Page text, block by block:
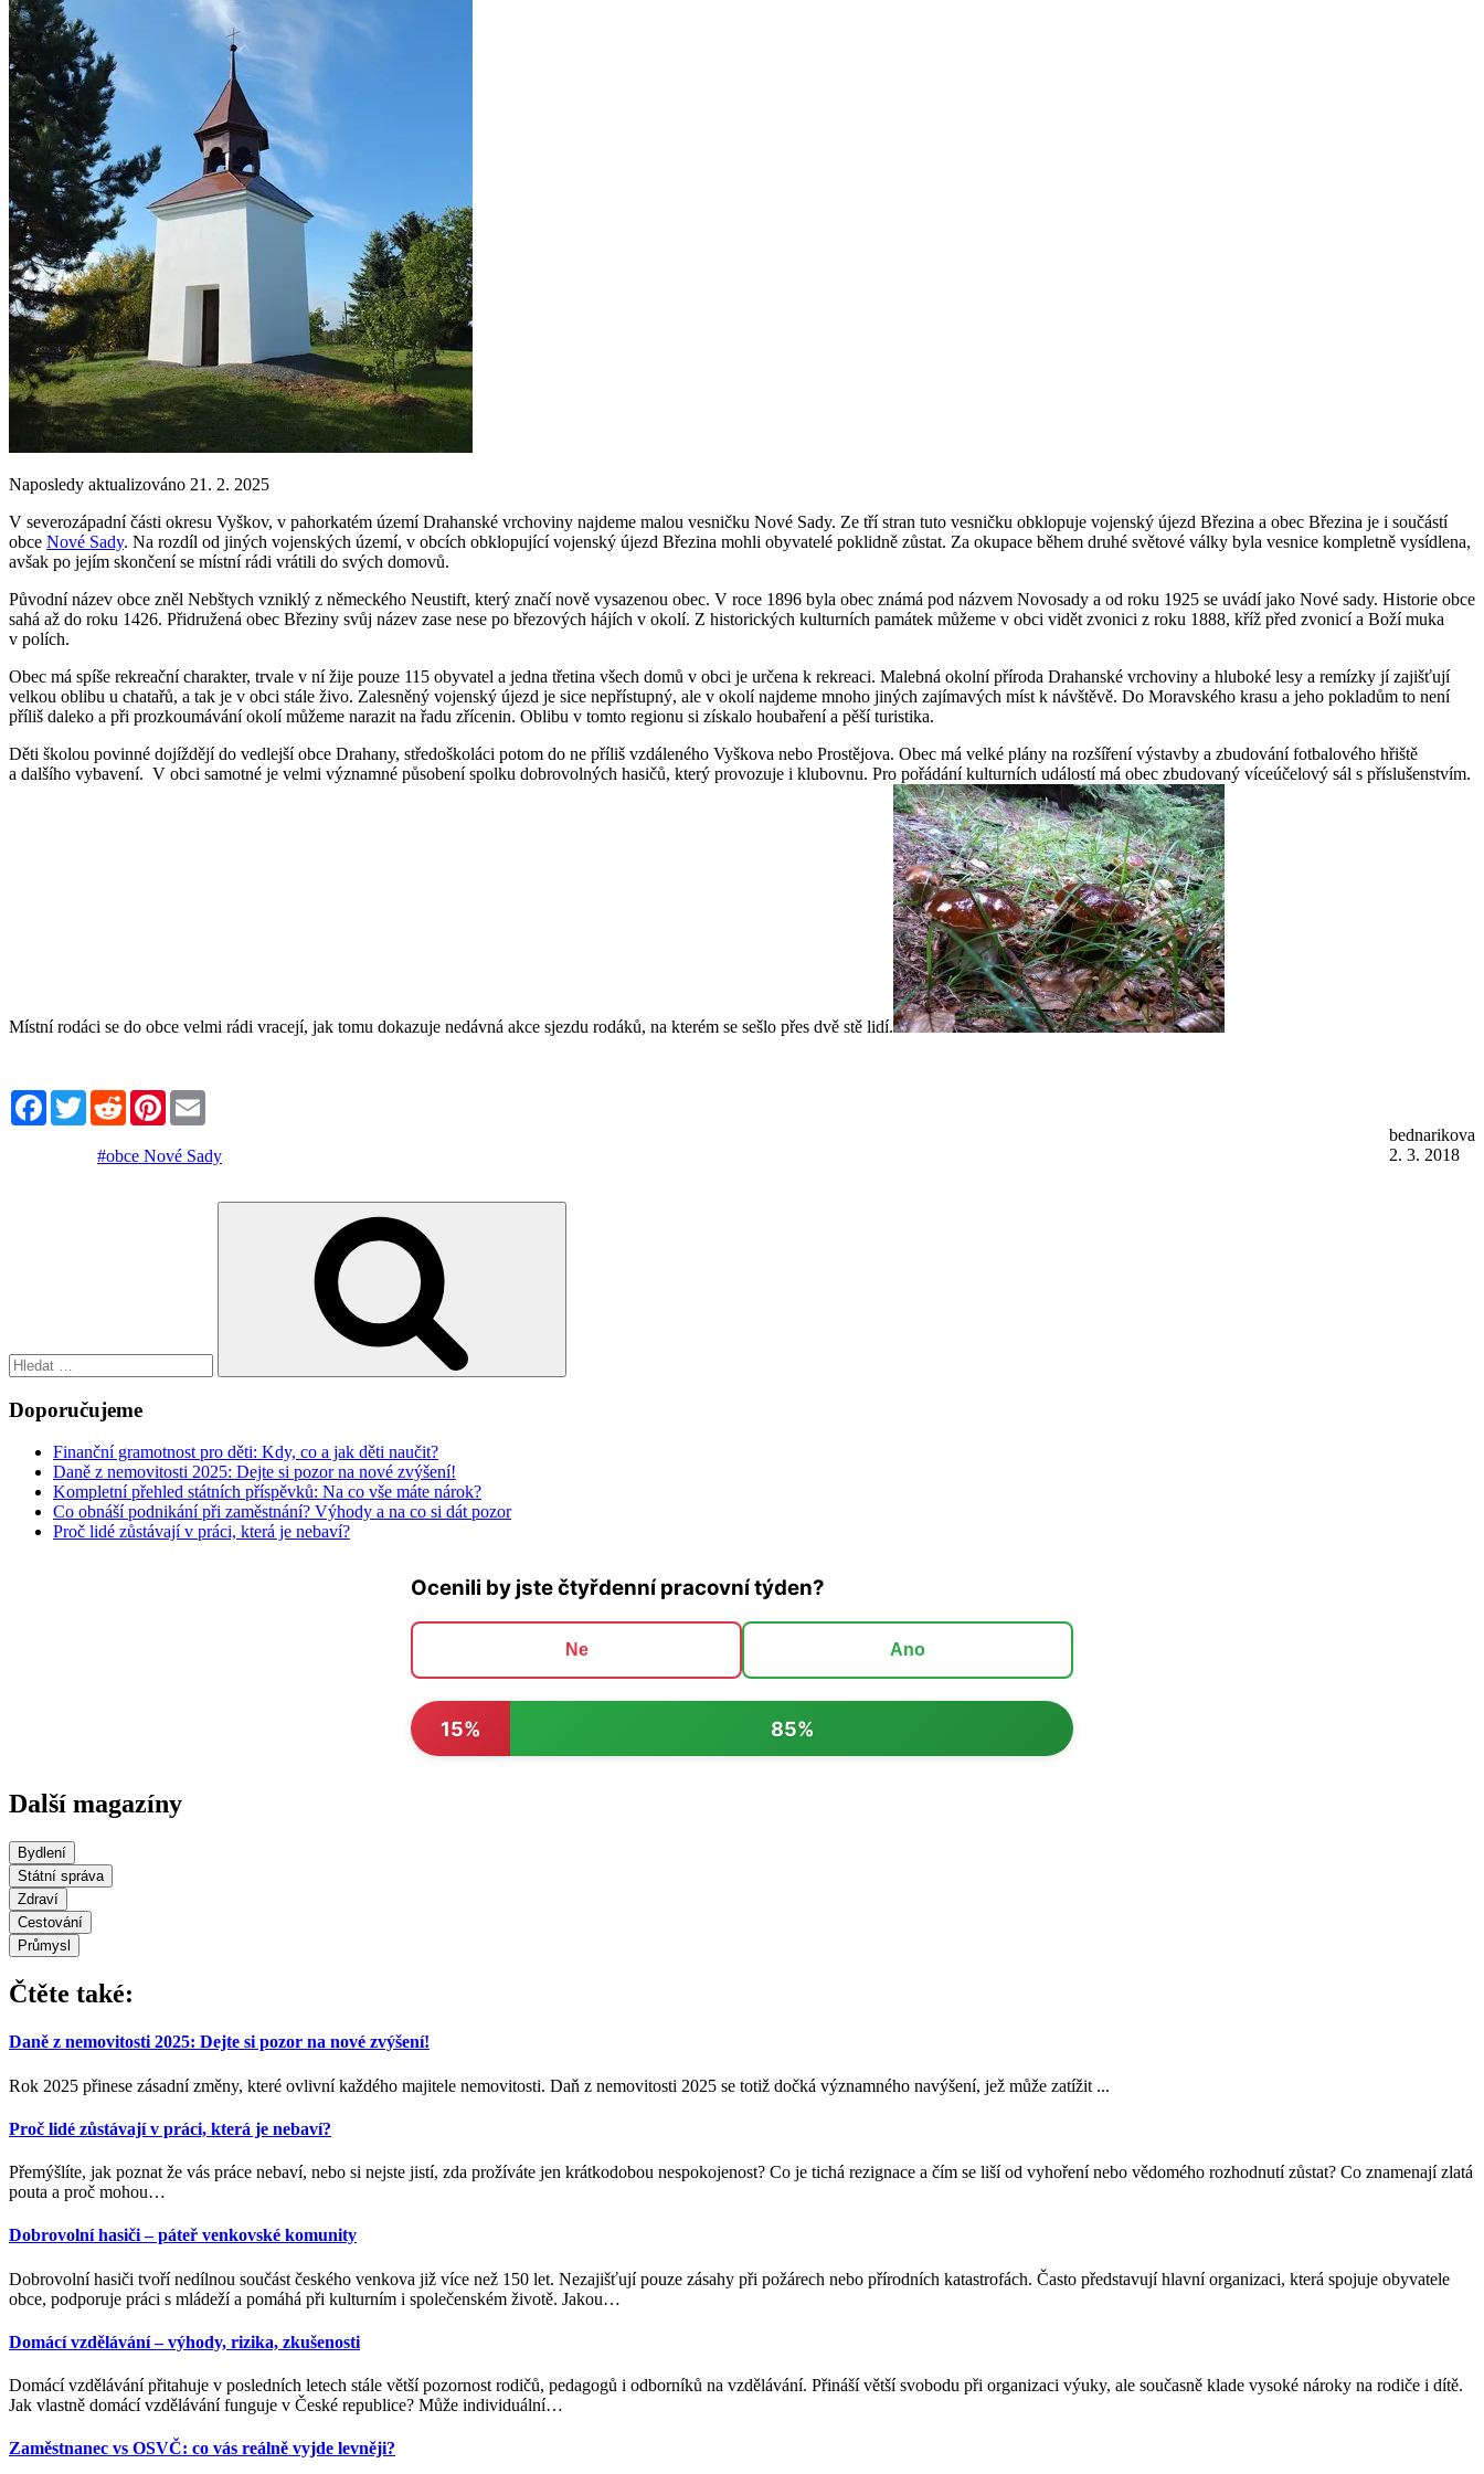
Naposledy aktualizováno 21. 2. 2025
V severozápadní části okresu Vyškov, v pahorkatém území Drahanské vrchoviny najdeme malou vesničku Nové Sady. Ze tří stran tuto vesničku obklopuje vojenský újezd Březina a obec Březina je i součástí
obce Nové Sady. Na rozdíl od jiných vojenských území, v obcích obklopující vojenský újezd Březina mohli obyvatelé poklidně zůstat. Za okupace během druhé světové války byla vesnice kompletně vysídlena,
avšak po jejím skončení se místní rádi vrátili do svých domovů.
Původní název obce zněl Nebštych vzniklý z německého Neustift, který značí nově vysazenou obec. V roce 1896 byla obec známá pod názvem Novosady a od roku 1925 se uvádí jako Nové sady. Historie obce
sahá až do roku 1426. Přidružená obec Březiny svůj název zase nese po březových hájích v okolí. Z historických kulturních památek můžeme v obci vidět zvonici z roku 1888, kříž před zvonicí a Boží muka
v polích.
Obec má spíše rekreační charakter, trvale v ní žije pouze 115 obyvatel a jedna třetina všech domů v obci je určena k rekreaci. Malebná okolní příroda Drahanské vrchoviny a hluboké lesy a remízky jí zajišťují
velkou oblibu u chatařů, a tak je v obci stále živo. Zalesněný vojenský újezd je sice nepřístupný, ale v okolí najdeme mnoho jiných zajímavých míst k návštěvě. Do Moravského krasu a jeho pokladům to není
příliš daleko a při prozkoumávání okolí můžeme narazit na řadu zřícenin. Oblibu v tomto regionu si získalo houbaření a pěší turistika.
Děti školou povinné dojíždějí do vedlejší obce Drahany, středoškoláci potom do ne příliš vzdáleného Vyškova nebo Prostějova. Obec má velké plány na rozšíření výstavby a zbudování fotbalového hřiště
a dalšího vybavení. V obci samotné je velmi významné působení spolku dobrovolných hasičů, který provozuje i klubovnu. Pro pořádání kulturních událostí má obec zbudovaný víceúčelový sál s příslušenstvím.
Místní rodáci se do obce velmi rádi vracejí, jak tomu dokazuje nedávná akce sjezdu rodáků, na kterém se sešlo přes dvě stě lidí.
FacebookTwitterRedditPinterest
bednarikova
2. 3. 2018
#obce Nové Sady
Doporučujeme
Finanční gramotnost pro děti: Kdy, co a jak děti naučit?
Daně z nemovitosti 2025: Dejte si pozor na nové zvýšení!
Kompletní přehled státních příspěvků: Na co vše máte nárok?
Co obnáší podnikání při zaměstnání? Výhody a na co si dát pozor
Proč lidé zůstávají v práci, která je nebaví?
Ocenili by jste čtyřdenní pracovní týden?
Ne Ano
15% 85%
Další magazíny
Bydlení
Státní správa
Zdraví
Cestování
Průmysl
Čtěte také:
Daně z nemovitosti 2025: Dejte si pozor na nové zvýšení!
Rok 2025 přinese zásadní změny, které ovlivní každého majitele nemovitosti. Daň z nemovitosti 2025 se totiž dočká významného navýšení, jež může zatížit ...
Proč lidé zůstávají v práci, která je nebaví?
Přemýšlíte, jak poznat že vás práce nebaví, nebo si nejste jistí, zda prožíváte jen krátkodobou nespokojenost? Co je tichá rezignace a čím se liší od vyhoření nebo vědomého rozhodnutí zůstat? Co znamenají zlatá
pouta a proč mohou…
Dobrovolní hasiči – páteř venkovské komunity
Dobrovolní hasiči tvoří nedílnou součást českého venkova již více než 150 let. Nezajišťují pouze zásahy při požárech nebo přírodních katastrofách. Často představují hlavní organizaci, která spojuje obyvatele
obce, podporuje práci s mládeží a pomáhá při kulturním i společenském životě. Jakou…
Domácí vzdělávání – výhody, rizika, zkušenosti
Domácí vzdělávání přitahuje v posledních letech stále větší pozornost rodičů, pedagogů i odborníků na vzdělávání. Přináší větší svobodu při organizaci výuky, ale současně klade vysoké nároky na rodiče i dítě.
Jak vlastně domácí vzdělávání funguje v České republice? Může individuální…
Zaměstnanec vs OSVČ: co vás reálně vyjde levněji?